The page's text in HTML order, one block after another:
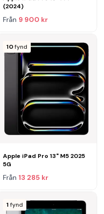
(2024)
Från 9 900 kr
10 fynd
Apple iPad Pro 13" M5 2025
5G
Från 13 285 kr
1 fynd